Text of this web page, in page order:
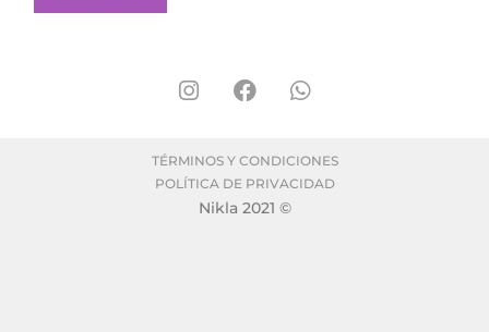
TÉRMINOS Y CONDICIONES
POLÍTICA DE PRIVACIDAD
Nikla 2021 ©